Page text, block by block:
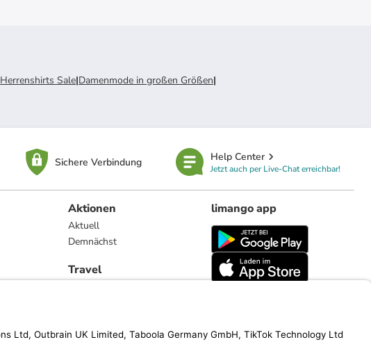
Herrenshirts Sale|Damenmode in großen Größen|
Sichere Verbindung Help Center
Jetzt auch per Live-Chat erreichbar!
Aktionen
Aktuell
Demnächst
Travel
limango app